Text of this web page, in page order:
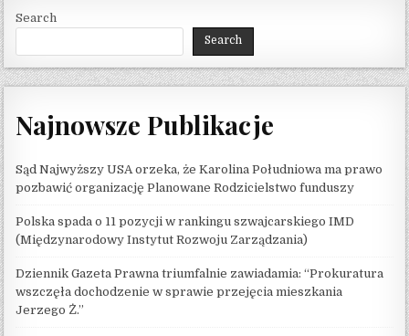
Search
Search
Najnowsze Publikacje
Sąd Najwyższy USA orzeka, że ​​Karolina Południowa ma prawo
pozbawić organizację Planowane Rodzicielstwo funduszy
Polska spada o 11 pozycji w rankingu szwajcarskiego IMD
(Międzynarodowy Instytut Rozwoju Zarządzania)
Dziennik Gazeta Prawna triumfalnie zawiadamia: “Prokuratura
wszczęła dochodzenie w sprawie przejęcia mieszkania
Jerzego Ż.”